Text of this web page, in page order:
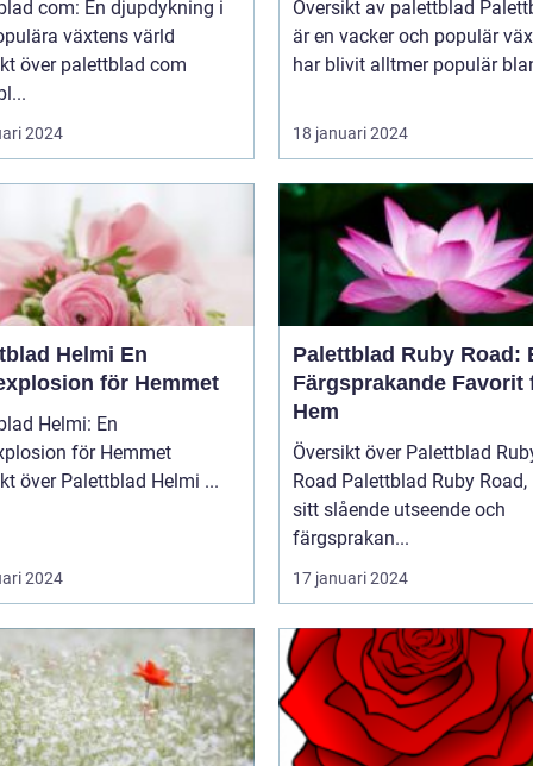
com: En djupdykning i
växtens värld
över palettblad com
2024
Översikt av palettblad Palettblad
är en vacker och populär
har blivit alltmer populär
18 januari 2024
Helmi En
för Hemmet
Helmi: En
för Hemmet
Översikt över Palettblad Helmi ...
2024
Palettblad Ruby Road:
Färgsprakande Favorit
Hem
Översikt över Palettblad
Road Palettblad Ruby Road, med
sitt slående utseende och
färgsprakan...
17 januari 2024